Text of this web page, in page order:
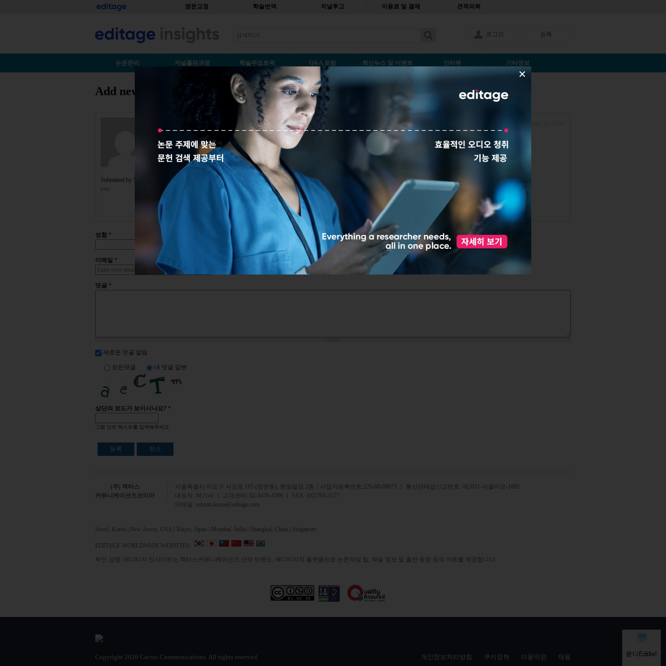
홈 영문교정 학술번역 저널투고 이용료 및 결제 견적의뢰
로그인 등록
논문준비 저널출판과정 학술주요토픽 Q&A 포럼 최신뉴스 및 이벤트 인터뷰 기타정보
You are here
Add new comment
Submitted by Mrs.
yoo
reply
성함 *
이메일 *
덧글 *
새로운 덧글 알림
모든덧글 내 덧글 답변
상단의 코드가 보이시나요? *
그림 안의 텍스트를 입력해주세요.
(주) 캑터스
커뮤니케이션즈코리아
서 울특별시 마포구 서강로 105 (창전동), 화일빌딩 2 층
ㅣ사업자등록번호:220-88-09073 ㅣ 통신판매업신고번호: 제2011-서울마포-1692
대표자: 박기서 ㅣ 고객센터:
02-3478-4396 ㅣ FAX: (02)703-3177
이메일: submit-korea@editage.com
Seoul, Korea | New Jersey, USA | Tokyo, Japan | Mumbai, India | Shanghai, China | Singapore
EDITAGE WORLDWIDE WEBSITES:
부인 성명: 에디티지 인사이트는 캑터스커뮤니케이션즈 산하 브랜드, 에디티지의 플랫폼으로 논문작성 팁, 학술 정보 및 출판 동향 등의 자료를 제공합니다.
×
Copyright 2026 Cactus Communications. All rights reserved. 개인정보처리방침 쿠키정책 이용약관 채용